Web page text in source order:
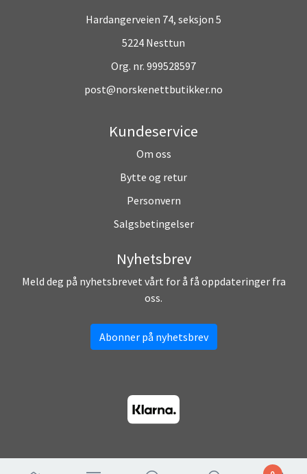
Hardangerveien 74, seksjon 5
5224 Nesttun
Org. nr. 999528597
post@norskenettbutikker.no
Kundeservice
Om oss
Bytte og retur
Personvern
Salgsbetingelser
Nyhetsbrev
Meld deg på nyhetsbrevet vårt for å få oppdateringer fra
oss.
Abonner på nyhetsbrev